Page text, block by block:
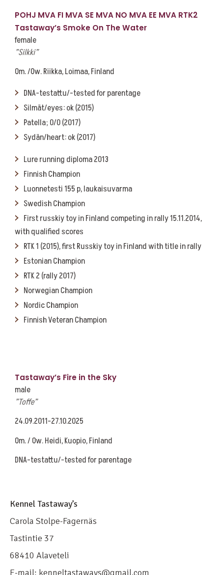
POHJ MVA FI MVA SE MVA NO MVA EE MVA RTK2
Tastaway’s Smoke On The Water
female
”Silkki”
Om. /Ow. Riikka, Loimaa, Finland
DNA-testattu/-tested for parentage
Silmät/eyes: ok (2015)
Patella; 0/0 (2017)
Sydän/heart: ok (2017)
Lure running diploma 2013
Finnish Champion
Luonnetesti 155 p, laukaisuvarma
Swedish Champion
First russkiy toy in Finland competing in rally 15.11.2014,
with qualified scores
RTK 1 (2015), first Russkiy toy in Finland with title in rally
Estonian Champion
RTK 2 (rally 2017)
Norwegian Champion
Nordic Champion
Finnish Veteran Champion
Tastaway’s Fire in the Sky
male
”Toffe”
24.09.2011-27.10.2025
Om. / Ow. Heidi, Kuopio, Finland
DNA-testattu/-tested for parentage
Kennel Tastaway’s
Carola Stolpe-Fagernäs
Tastintie 37
68410 Alaveteli
E-mail: kenneltastaways@gmail.com